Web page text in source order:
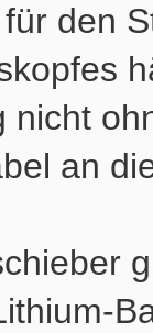
den
nicht
an